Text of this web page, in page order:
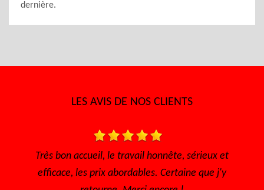
dernière.
LES AVIS DE NOS CLIENTS
Très bon accueil Des gens consciencieux et
sympathique Très bon tarif